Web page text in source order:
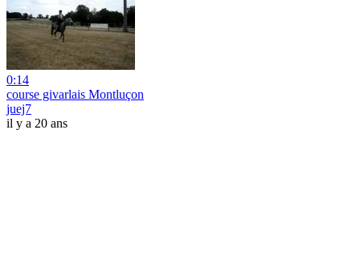
0:14
course givarlais Montluçon
juej7
il y a 20 ans